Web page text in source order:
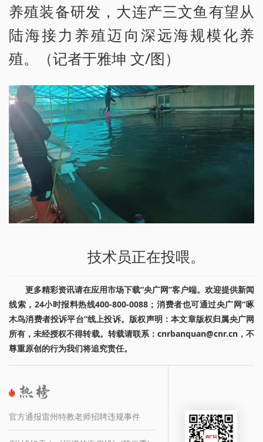
养殖装备研发，大连产三文鱼有望从
陆海接力养殖迈向深远海规模化养
殖。（记者于雅坤 文/图）
技术员正在投喂。
更多精彩资讯请在应用市场下载“央广网”客户端。欢迎提供新闻
线索，24小时报料热线400-800-0088；消费者也可通过央广网“啄
木鸟消费者投诉平台”线上投诉。版权声明：本文章版权归属央广网
所有，未经授权不得转载。转载请联系：cnrbanquan@cnr.cn，不
尊重原创的行为我们将追究责任。
官方通报雷州特教老师招聘违规事件